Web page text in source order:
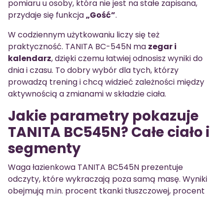
pomiaru u osoby, która nie jest na stałe zapisana,
przydaje się funkcja„Gość”.
W codziennym użytkowaniu liczy się też
praktyczność. TANITA BC-545N ma zegar i
kalendarz, dzięki czemu łatwiej odnosisz wyniki do
dnia i czasu. To dobry wybór dla tych, którzy
prowadzą trening i chcą widzieć zależności między
aktywnością a zmianami w składzie ciała.
Jakie parametry pokazuje
TANITA BC545N? Całe ciało i
segmenty
Waga łazienkowa TANITA BC545N prezentuje
odczyty, które wykraczają poza samą masę. Wyniki
obejmują m.in. procent tkanki tłuszczowej, procent